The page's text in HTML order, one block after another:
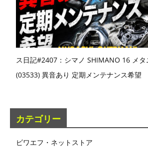
ス日記#2407：シマノ SHIMANO 16 メ
(03533) 異音あり 定期メンテナンス希望
カテゴリー
ビワエフ・ネットストア